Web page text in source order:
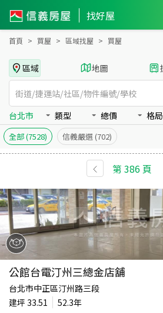
找好屋
全台買房
首頁 買屋 區域找屋 買屋
區域 地圖
台北市 類型 總價 格局
全部(7528) 信義嚴選 (702)
第 386頁
公館台電汀州三總金店舖
台北市中正區汀州路三段
建坪 33.51
52.3年